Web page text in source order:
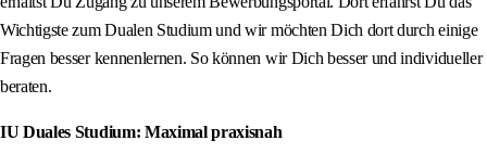
Wichtigste zum Dualen Studium und wir möchten Dich dort durch einige
Fragen besser kennenlernen. So können wir Dich besser und individueller
beraten.
IU Duales Studium: Maximal praxisnah